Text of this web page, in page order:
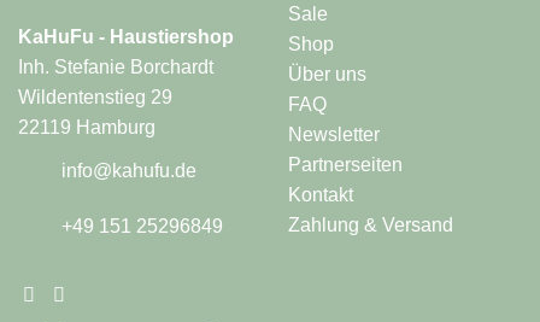
werden
KaHuFu - Haustiershop
Inh. Stefanie Borchardt
Wildentenstieg 29
22119 Hamburg
info@kahufu.de
+49 151 25296849
Sale
Shop
Über uns
FAQ
Newsletter
Partnerseiten
Kontakt
Zahlung & Versand